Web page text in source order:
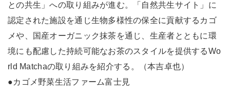
との共生」への取り組みが進む。「自然共生サイト」に
認定された施設を通じ生物多様性の保全に貢献するカゴ
メや、国産オーガニック抹茶を通じ、生産者とともに環
境にも配慮した持続可能なお茶のスタイルを提供するWo
rld Matchaの取り組みを紹介する。（本吉卓也）
●カゴメ野菜生活ファーム富士見